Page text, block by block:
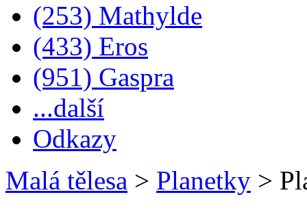
(253) Mathylde
(433) Eros
(951) Gaspra
...další
Odkazy
Malá tělesa > Planetky >